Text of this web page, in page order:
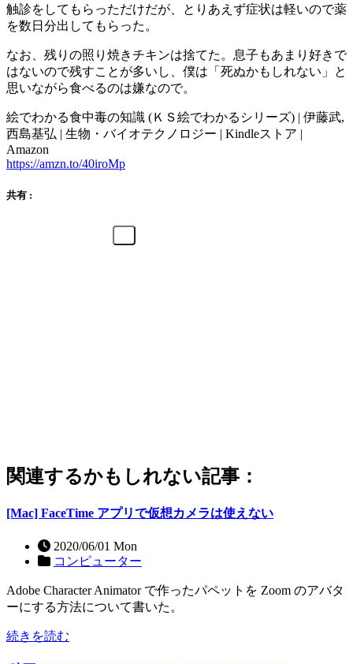
触診をしてもらっただけだが、とりあえず症状は軽いので薬
を数日分出してもらった。
なお、残りの照り焼きチキンは捨てた。息子もあまり好きで
はないので残すことが多いし、僕は「死ぬかもしれない」と
思いながら食べるのは嫌なので。
絵でわかる食中毒の知識 (ＫＳ絵でわかるシリーズ) | 伊藤武,
西島基弘 | 生物・バイオテクノロジー | Kindleストア |
Amazon
https://amzn.to/40iroMp
共有 :
関連するかもしれない記事：
[Mac] FaceTime アプリで仮想カメラは使えない
2020/06/01 Mon
コンピューター
Adobe Character Animator で作ったパペットを Zoom のアバタ
ーにする方法について書いた。
続きを読む